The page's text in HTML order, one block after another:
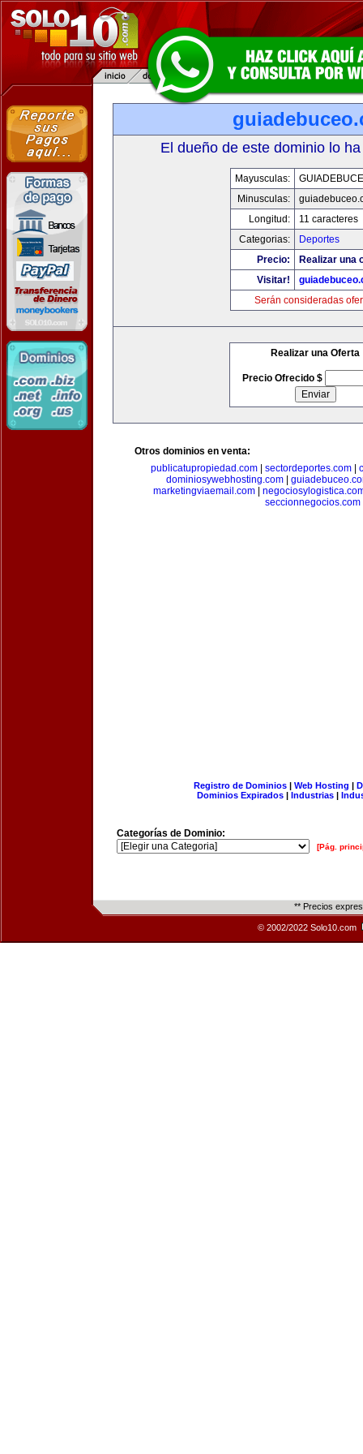
El dueño de este dominio lo
Mayusculas:
Minusculas:
Longitud:
11 caracteres
Categorias:
Deportes
Precio:
Realizar una
Visitar!
Serán consideradas
Realizar una Oferta
Precio Ofrecido $
Otros dominios en venta:
publicatupropiedad.com
sectordeportes.com
dominiosywebhosting.com|
marketingviaemail.com|
seccionnegocios.com
Registro de Dominios| Web Hosting |
Dominios Expirados | Industrias |
Categorías de Dominio:
[Pág.
** Precios
© 2002/2022 Solo10.com